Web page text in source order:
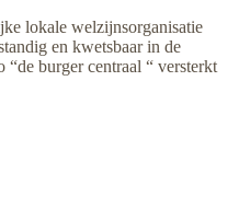
lokale welzijnsorganisatie
en kwetsbaar in de
“de burger centraal “ versterkt